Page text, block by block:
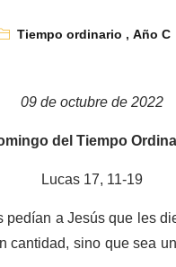
Tiempo ordinario ,Año C
09 de octubre de 2022
del Tiempo
Lucas 17, 11-19
a Jesús que les
sino que sea